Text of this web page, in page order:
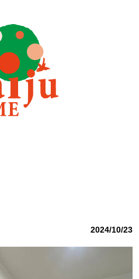
2024/10/23